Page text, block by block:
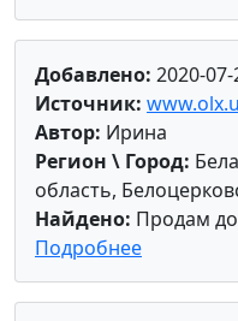
Добавлено: 2020-
Источник:
Автор: Ирина
Регион \ Город:
область,
Найдено: Продам
Подробнее